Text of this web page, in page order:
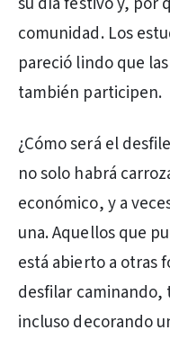
comunidad. Los
pareció lindo que
también participen.
¿Cómo será el
no solo habrá
económico, y a
una. Aquellos que
está abierto a otras
desfilar caminando,
incluso decorando